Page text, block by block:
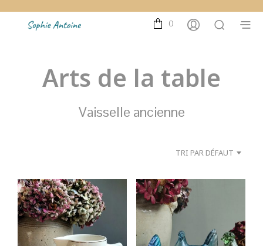
0
Arts de la table
Vaisselle ancienne
TRI PAR DÉFAUT